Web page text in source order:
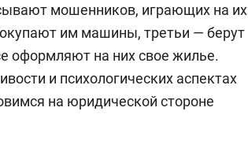
мошенников, играющих на их
им машины, третьи — берут
оформляют на них свое жилье.
и психологических аспектах
на юридической стороне